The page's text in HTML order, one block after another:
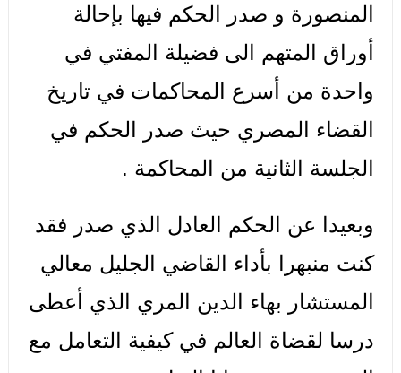
المنصورة و صدر الحكم فيها بإحالة
أوراق المتهم الى فضيلة المفتي في
واحدة من أسرع المحاكمات في تاريخ
القضاء المصري حيث صدر الحكم في
الجلسة الثانية من المحاكمة .
وبعيدا عن الحكم العادل الذي صدر فقد
كنت منبهرا بأداء القاضي الجليل معالي
المستشار بهاء الدين المري الذي أعطى
درسا لقضاة العالم في كيفية التعامل مع